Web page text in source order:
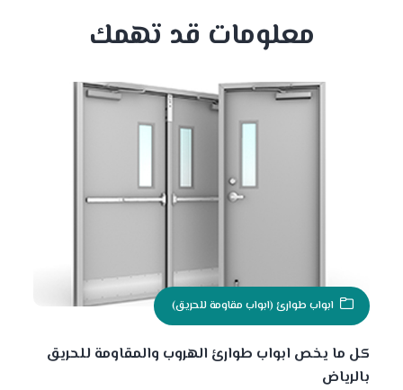
معلومات قد تهمك
ابواب طوارئ (ابواب مقاومة للحريق)
كل ما يخص ابواب طوارئ الهروب والمقاومة للحريق
بالرياض